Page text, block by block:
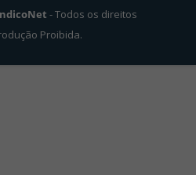
- Todos os direitos
Proibida.